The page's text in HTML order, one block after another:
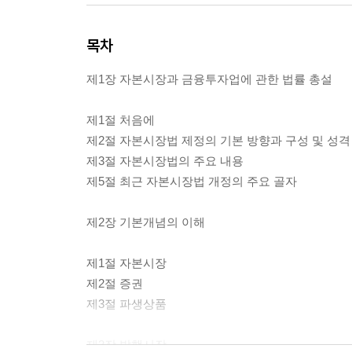
목차
제1장 자본시장과 금융투자업에 관한 법률 총설
제1절 처음에
제2절 자본시장법 제정의 기본 방향과 구성 및 성격
제3절 자본시장법의 주요 내용
제5절 최근 자본시장법 개정의 주요 골자
제2장 기본개념의 이해
제1절 자본시장
제2절 증권
제3절 파생상품
제3장 발행시장